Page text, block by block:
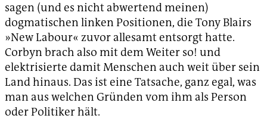
sagen (und es nicht abwertend meinen)
dogmatischen linken Positionen, die Tony Blairs
»New Labour« zuvor allesamt entsorgt hatte.
Corbyn brach also mit dem Weiter so! und
elektrisierte damit Menschen auch weit über sein
Land hinaus. Das ist eine Tatsache, ganz egal, was
man aus welchen Gründen vom ihm als Person
oder Politiker hält.